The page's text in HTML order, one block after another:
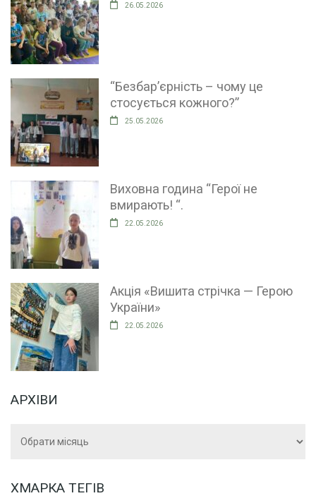
26.05.2026
“Безбар’єрність – чому це
стосується кожного?”
25.05.2026
Виховна година “Герої не
вмирають! “.
22.05.2026
Акція «Вишита стрічка — Герою
України»
22.05.2026
АРХІВИ
ХМАРКА ТЕГІВ